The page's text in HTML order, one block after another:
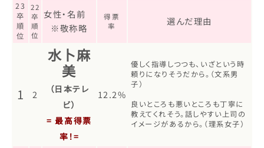
23
卒
順
位
22
卒
順
位
女性・名前
※敬称略
得票
率
選んだ理由
1 2
水卜麻
美
（日本テレ
ビ）
= 最高得票
率！=
12.2%
優しく指導しつつも、いざという時
頼りになりそうだから。（文系男
子）
良いところも悪いところも丁寧に
教えてくれそう。話しやすい上司の
イメージがあるから。（理系女子）